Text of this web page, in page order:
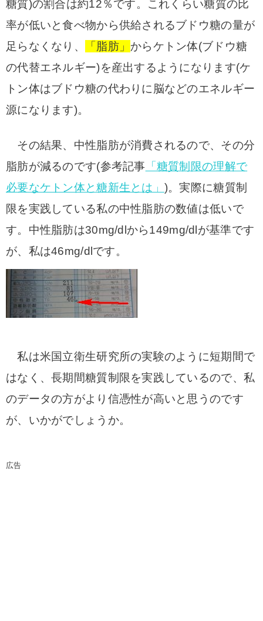
糖質)の割合は約12％です。 これくらい糖質の比
率が低いと食べ物から供給されるブドウ糖の量が
足らなくなり、
「脂肪」 からケトン体(ブドウ糖
の代替エネルギー)を産出するようになります(ケ
トン体はブドウ糖の代わりに脳などのエネルギー
源になります)。
その結果、中性脂肪が消費されるので、その分
脂肪が減るのです(参考記事 「糖質制限の理解で
必要なケトン体と糖新生とは」 )。実際に糖質制
限を実践している私の中性脂肪の数値は低いで
す。中性脂肪は30mg/dlから149mg/dlが基準です
が、私は46mg/dlです。
私は米国立衛生研究所の実験のように短期間で
はなく、長期間糖質制限を実践しているので、私
のデータの方がより信憑性が高いと思うのです
が、いかがでしょうか。
広告